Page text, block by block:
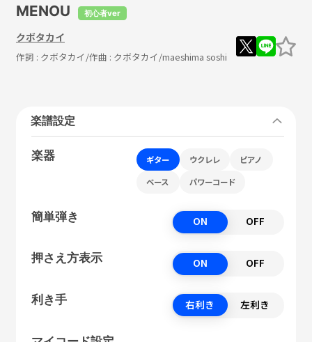
MENOU 初心者ver
クボタカイ
作詞 : クボタカイ/作曲 : クボタカイ/maeshima soshi
楽譜設定
楽器 ギター ウクレレ ピアノ
ベース パワーコード
簡単弾き ON OFF
押さえ方表示 ON OFF
利き手 右利き 左利き